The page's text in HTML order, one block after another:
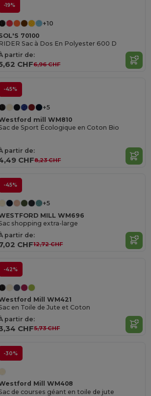
-19%
+10
70100
RIDER Sac à Dos En Polyester 600 D
partir de:
CHF6,96 CHF
-45%
+5
mill WM810
de Sport Écologique en Coton Bio
partir de:
CHF8,23 CHF
-45%
+5
MILL WM696
shopping extra-large
partir de:
CHF12,72 CHF
-42%
Mill WM421
en Toile de Jute et Coton
partir de:
CHF5,73 CHF
-30%
Mill WM408
de courses géant en toile de jute